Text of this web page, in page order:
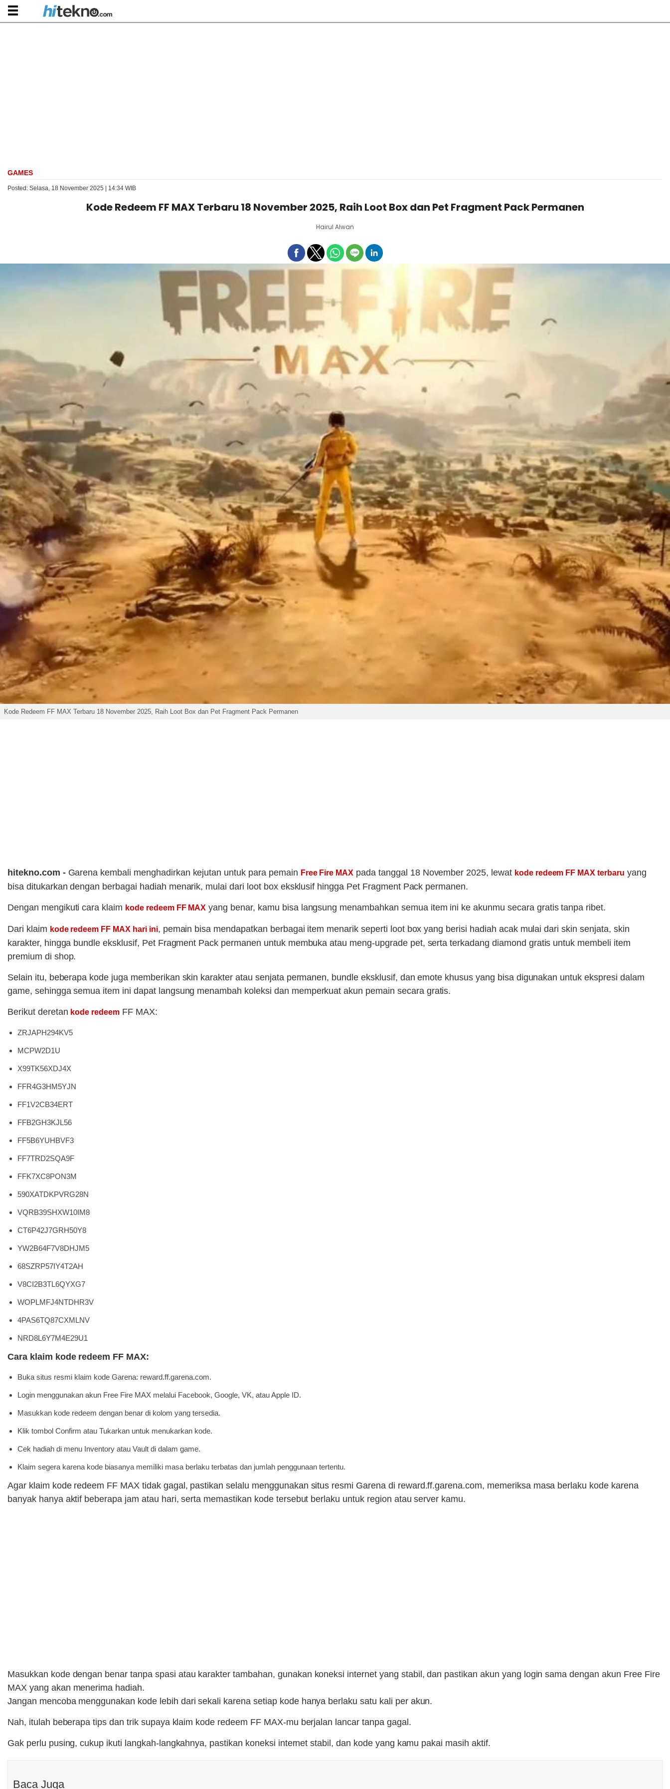
GAMES
Posted: Selasa, 18 November 2025 | 14:34 WIB
Kode Redeem FF MAX Terbaru 18 November 2025, Raih Loot Box dan Pet Fragment Pack Permanen
Hairul Alwan
Kode Redeem FF MAX Terbaru 18 November 2025, Raih Loot Box dan Pet Fragment Pack Permanen
hitekno.com - Garena kembali menghadirkan kejutan untuk para pemain Free Fire MAX pada tanggal 18 November 2025, lewat kode redeem FF MAX terbaru yang
bisa ditukarkan dengan berbagai hadiah menarik, mulai dari loot box eksklusif hingga Pet Fragment Pack permanen.
Dengan mengikuti cara klaim kode redeem FF MAX yang benar, kamu bisa langsung menambahkan semua item ini ke akunmu secara gratis tanpa ribet.
Dari klaim kode redeem FF MAX hari ini, pemain bisa mendapatkan berbagai item menarik seperti loot box yang berisi hadiah acak mulai dari skin senjata, skin
karakter, hingga bundle eksklusif, Pet Fragment Pack permanen untuk membuka atau meng-upgrade pet, serta terkadang diamond gratis untuk membeli item
premium di shop.
Selain itu, beberapa kode juga memberikan skin karakter atau senjata permanen, bundle eksklusif, dan emote khusus yang bisa digunakan untuk ekspresi dalam
game, sehingga semua item ini dapat langsung menambah koleksi dan memperkuat akun pemain secara gratis.
Berikut deretan kode redeem FF MAX:
ZRJAPH294KV5
MCPW2D1U
X99TK56XDJ4X
FFR4G3HM5YJN
FF1V2CB34ERT
FFB2GH3KJL56
FF5B6YUHBVF3
FF7TRD2SQA9F
FFK7XC8PON3M
590XATDKPVRG28N
VQRB39SHXW10IM8
CT6P42J7GRH50Y8
YW2B64F7V8DHJM5
68SZRP57IY4T2AH
V8CI2B3TL6QYXG7
WOPLMFJ4NTDHR3V
4PAS6TQ87CXMLNV
NRD8L6Y7M4E29U1
Cara klaim kode redeem FF MAX:
Buka situs resmi klaim kode Garena: reward.ff.garena.com.
Login menggunakan akun Free Fire MAX melalui Facebook, Google, VK, atau Apple ID.
Masukkan kode redeem dengan benar di kolom yang tersedia.
Klik tombol Confirm atau Tukarkan untuk menukarkan kode.
Cek hadiah di menu Inventory atau Vault di dalam game.
Klaim segera karena kode biasanya memiliki masa berlaku terbatas dan jumlah penggunaan tertentu.
Agar klaim kode redeem FF MAX tidak gagal, pastikan selalu menggunakan situs resmi Garena di reward.ff.garena.com, memeriksa masa berlaku kode karena
banyak hanya aktif beberapa jam atau hari, serta memastikan kode tersebut berlaku untuk region atau server kamu.
Masukkan kode dengan benar tanpa spasi atau karakter tambahan, gunakan koneksi internet yang stabil, dan pastikan akun yang login sama dengan akun Free Fire
MAX yang akan menerima hadiah.
Jangan mencoba menggunakan kode lebih dari sekali karena setiap kode hanya berlaku satu kali per akun.
Nah, itulah beberapa tips dan trik supaya klaim kode redeem FF MAX-mu berjalan lancar tanpa gagal.
Gak perlu pusing, cukup ikuti langkah-langkahnya, pastikan koneksi internet stabil, dan kode yang kamu pakai masih aktif.
Baca Juga